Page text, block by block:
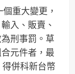
重大變更，
入、販賣、
刑事罰。草
元件者，最
併科新台幣